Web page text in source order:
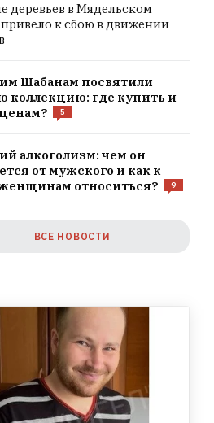
деревьев в Мядельском
к сбою в движении
Шабанам посвятили
коллекцию: где купить и
5
алкоголизм: чем он
от мужского и как к
относиться?
9
ВСЕ НОВОСТИ